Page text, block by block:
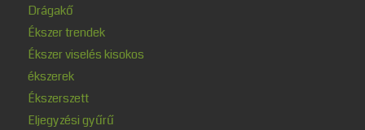
Drágakő
Ékszer trendek
Ékszer viselés kisokos
ékszerek
Ékszerszett
Eljegyzési gyűrű